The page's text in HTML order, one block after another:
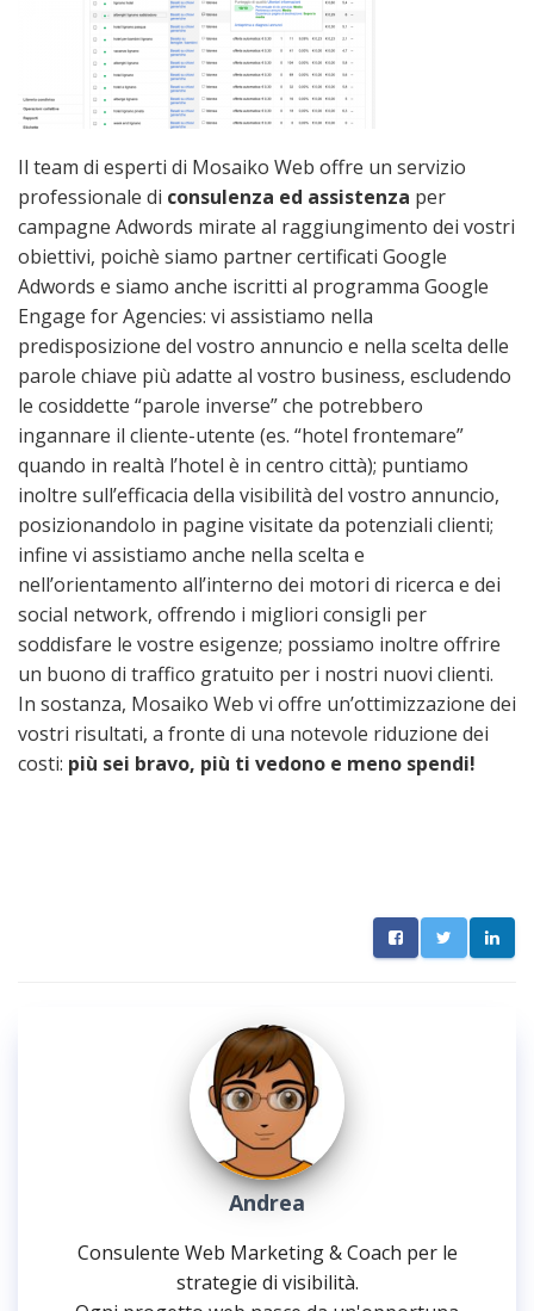
Il team di esperti di Mosaiko Web offre un servizio
professionale di consulenza ed assistenza per
campagne Adwords mirate al raggiungimento dei vostri
obiettivi, poichè siamo partner certificati Google
Adwords e siamo anche iscritti al programma Google
Engage for Agencies: vi assistiamo nella
predisposizione del vostro annuncio e nella scelta delle
parole chiave più adatte al vostro business, escludendo
le cosiddette “parole inverse” che potrebbero
ingannare il cliente-utente (es. “hotel frontemare”
quando in realtà l’hotel è in centro città); puntiamo
inoltre sull’efficacia della visibilità del vostro annuncio,
posizionandolo in pagine visitate da potenziali clienti;
infine vi assistiamo anche nella scelta e
nell’orientamento all’interno dei motori di ricerca e dei
social network, offrendo i migliori consigli per
soddisfare le vostre esigenze; possiamo inoltre offrire
un buono di traffico gratuito per i nostri nuovi clienti.
In sostanza, Mosaiko Web vi offre un’ottimizzazione dei
vostri risultati, a fronte di una notevole riduzione dei
costi: più sei bravo, più ti vedono e meno spendi!
Andrea
Consulente Web Marketing & Coach per le
strategie di visibilità.